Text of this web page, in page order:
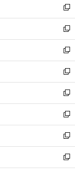
で
開
く
ド
ウ
で
開
く
ィ
ン
ド
ウ
で
開
く
い
ウ
ィ
ン
ド
ウ
で
開
く
新
し
い
ウ
ィ
ン
ド
ウ
で
開
く
新
し
い
ウ
ィ
ン
ド
ウ
で
開
く
新
し
い
ウ
ィ
ン
ド
ウ
で
開
く
新
し
い
ウ
ィ
ン
ド
ウ
で
開
新
し
い
ウ
ィ
ン
ド
ウ
新
し
い
ウ
ィ
ン
新
し
い
ウ
新
し